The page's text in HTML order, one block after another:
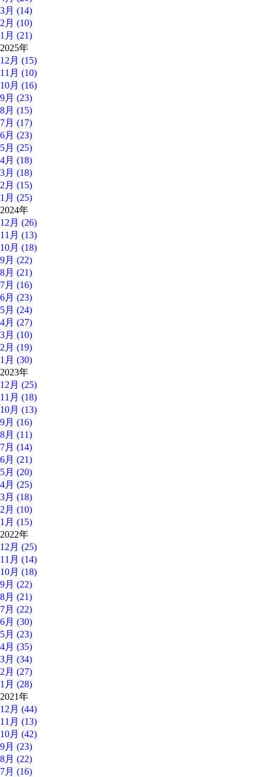
3月 (14)
2月 (10)
1月 (21)
2025年
12月 (15)
11月 (10)
10月 (16)
9月 (23)
8月 (15)
7月 (17)
6月 (23)
5月 (25)
4月 (18)
3月 (18)
2月 (15)
1月 (25)
2024年
12月 (26)
11月 (13)
10月 (18)
9月 (22)
8月 (21)
7月 (16)
6月 (23)
5月 (24)
4月 (27)
3月 (10)
2月 (19)
1月 (30)
2023年
12月 (25)
11月 (18)
10月 (13)
9月 (16)
8月 (11)
7月 (14)
6月 (21)
5月 (20)
4月 (25)
3月 (18)
2月 (10)
1月 (15)
2022年
12月 (25)
11月 (14)
10月 (18)
9月 (22)
8月 (21)
7月 (22)
6月 (30)
5月 (23)
4月 (35)
3月 (34)
2月 (27)
1月 (28)
2021年
12月 (44)
11月 (13)
10月 (42)
9月 (23)
8月 (22)
7月 (16)